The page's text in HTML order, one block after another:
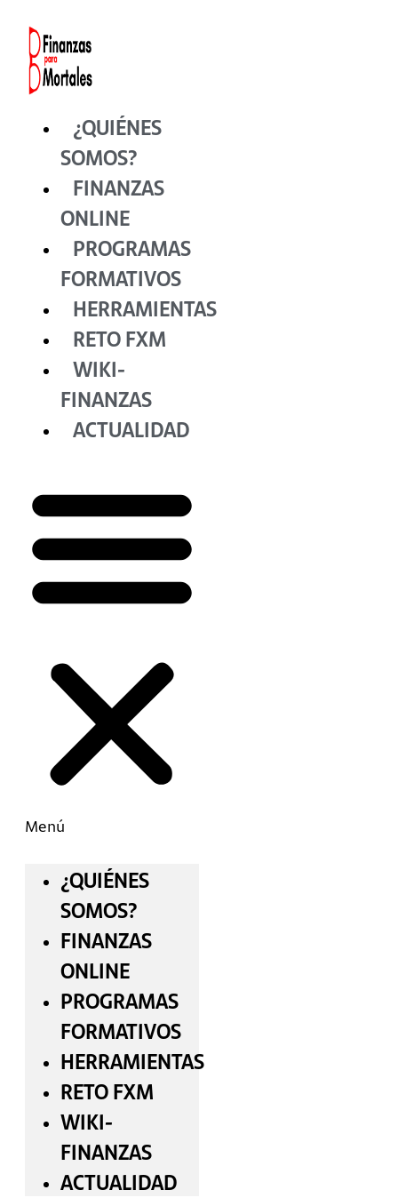
contenido
¿QUIÉNES
SOMOS?
FINANZAS
ONLINE
PROGRAMAS
FORMATIVOS
HERRAMIENTAS
RETO FXM
WIKI-
FINANZAS
ACTUALIDAD
Menú
¿QUIÉNES
SOMOS?
FINANZAS
ONLINE
PROGRAMAS
FORMATIVOS
HERRAMIENTAS
RETO FXM
WIKI-
FINANZAS
ACTUALIDAD